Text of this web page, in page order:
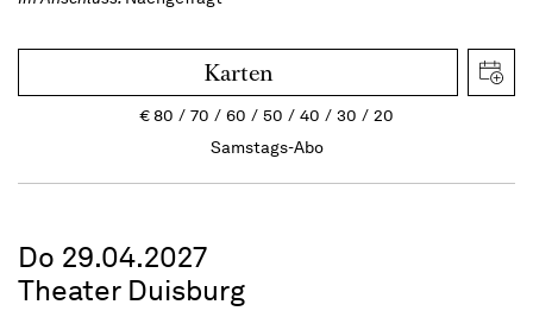
Karten
€80 70 60 50 40 30
20
Samstags-Abo
Do 29.04.2027
Theater Duisburg